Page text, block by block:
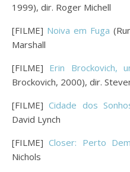
1999), dir. Roger Michell
[FILME] Noiva em Fuga
Marshall
[FILME] Erin Brockovich,
Brockovich, 2000), dir.
[FILME]Cidade dos
David Lynch
[FILME]Closer: Perto
Nichols